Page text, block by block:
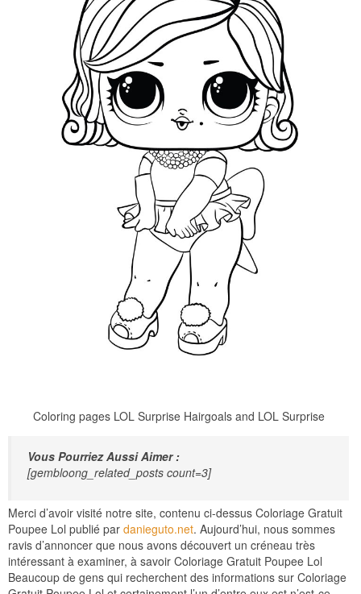
Coloring pages LOL Surprise Hairgoals and LOL Surprise
Vous Pourriez Aussi Aimer :
[gembloong_related_posts count=3]
Merci d’avoir visité notre site, contenu ci-dessus Coloriage Gratuit
Poupee Lol publié par danieguto.net. Aujourd’hui, nous sommes
ravis d’annoncer que nous avons découvert un créneau très
intéressant à examiner, à savoir Coloriage Gratuit Poupee Lol
Beaucoup de gens qui recherchent des informations sur Coloriage